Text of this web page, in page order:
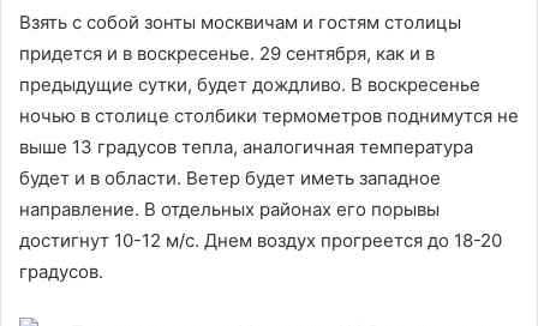
Взять с собой зонты москвичам и гостям столицы
придется и в воскресенье. 29 сентября, как и в
предыдущие сутки, будет дождливо. В воскресенье
ночью в столице столбики термометров поднимутся не
выше 13 градусов тепла, аналогичная температура
будет и в области. Ветер будет иметь западное
направление. В отдельных районах его порывы
достигнут 10-12 м/с. Днем воздух прогреется до 18-20
градусов.